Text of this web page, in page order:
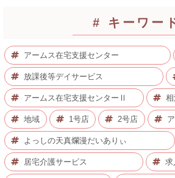
# キーワー
アームス在宅支援センター
放課後等デイサービス
アームス在宅支援センターⅡ 相
地域 1号店 2号店
よっしの天真爛漫だいありぃ
居宅介護サービス 求